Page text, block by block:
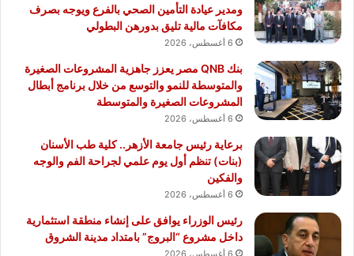
ومدير عيادة التأمين الصحي بالفرع ويوجه بصرف
مكافآت مالية تليق بدورهن البطولي
6 أغسطس، 2026
بنك QNB مصر يعزز جاهزية المشروعات الصغيرة
والمتوسطة للنمو والتوسع من خلال برنامج أبطال
المشروعات الصغيرة والمتوسطة
6 أغسطس، 2026
برعاية رئيس جامعة الأزهر.. كلية طب الأسنان
(بنات) تنظم أول يوم علمي لجراحة الفم والوجه
والفكين
6 أغسطس، 2026
رئيس الوزراء يوافق على إنشاء منطقة استثمارية
داخل مشروع “البروج” بامتداد مدينة الشروق
6 أغسطس، 2026